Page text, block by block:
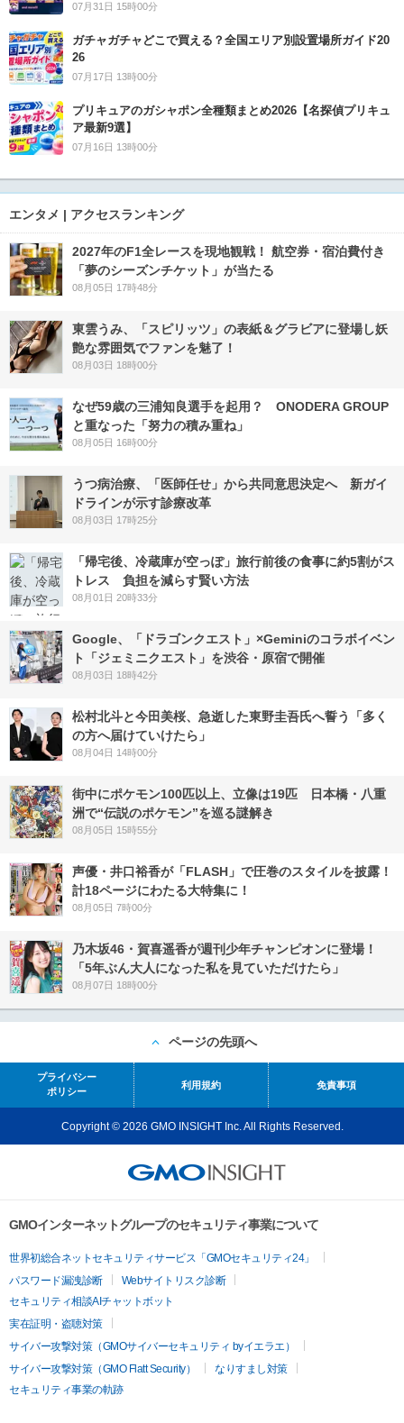
07月31日 15時00分
ガチャガチャどこで買える？全国エリア別設置場所ガイド20
26
07月17日 13時00分
プリキュアのガシャポン全種類まとめ2026【名探偵プリキュ
ア最新9選】
07月16日 13時00分
エンタメ | アクセスランキング
2027年のF1全レースを現地観戦！ 航空券・宿泊費付き
「夢のシーズンチケット」が当たる
08月05日 17時48分
東雲うみ、「スピリッツ」の表紙＆グラビアに登場し妖
艶な雰囲気でファンを魅了！
08月03日 18時00分
なぜ59歳の三浦知良選手を起用？ ONODERA GROUP
と重なった「努力の積み重ね」
08月05日 16時00分
うつ病治療、「医師任せ」から共同意思決定へ 新ガイ
ドラインが示す診療改革
08月03日 17時25分
「帰宅後、冷蔵庫が空っぽ」旅行前後の食事に約5割がス
トレス 負担を減らす賢い方法
08月01日 20時33分
Google、「ドラゴンクエスト」×Geminiのコラボイベン
ト「ジェミニクエスト」を渋谷・原宿で開催
08月03日 18時42分
松村北斗と今田美桜、急逝した東野圭吾氏へ誓う「多く
の方へ届けていけたら」
08月04日 14時00分
街中にポケモン100匹以上、立像は19匹 日本橋・八重
洲で“伝説のポケモン”を巡る謎解き
08月05日 15時55分
声優・井口裕香が「FLASH」で圧巻のスタイルを披露！
計18ページにわたる大特集に！
08月05日 7時00分
乃木坂46・賀喜遥香が週刊少年チャンピオンに登場！
「5年ぶん大人になった私を見ていただけたら」
08月07日 18時00分
ページの先頭へ
プライバシー
ポリシー
利用規約 免責事項
Copyright © 2026 GMO INSIGHT Inc. All Rights Reserved.
GMOインターネットグループのセキュリティ事業について
世界初総合ネットセキュリティサービス「GMOセキュリティ24」
パスワード漏洩診断
Webサイトリスク診断
セキュリティ相談AIチャットボット
実在証明・盗聴対策
サイバー攻撃対策（GMOサイバーセキュリティ byイエラエ）
サイバー攻撃対策（GMO Flatt Security）
なりすまし対策
セキュリティ事業の軌跡